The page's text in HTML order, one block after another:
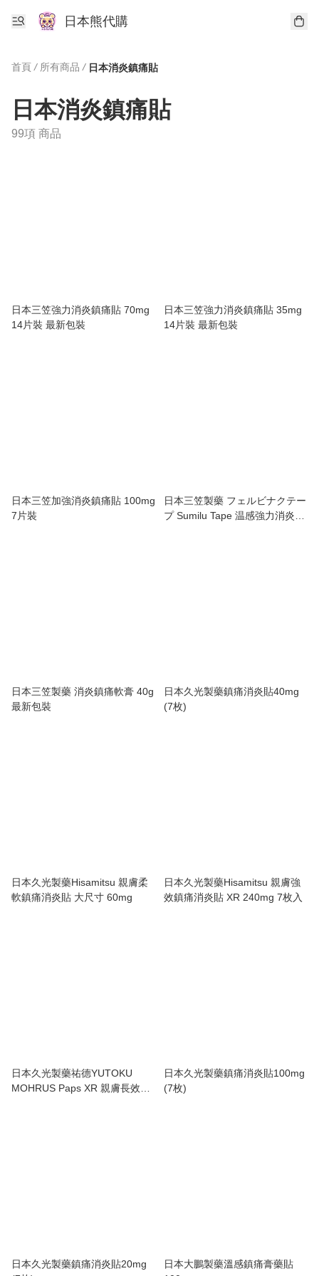
日本熊代購
首頁 / 所有商品 / 日本消炎鎮痛貼
日本消炎鎮痛貼
99項 商品
日本三笠強力消炎鎮痛貼 70mg
14片裝 最新包裝
日本三笠強力消炎鎮痛貼 35mg
14片裝 最新包裝
日本三笠加強消炎鎮痛貼 100mg
7片裝
日本三笠製藥 フェルビナクテー
プ Sumilu Tape 温感強力消炎鎮
日本三笠製藥 消炎鎮痛軟膏 40g
最新包裝
日本久光製藥鎮痛消炎貼40mg
(7枚)
日本久光製藥Hisamitsu 親膚柔
軟鎮痛消炎貼 大尺寸 60mg
日本久光製藥Hisamitsu 親膚強
效鎮痛消炎貼 XR 240mg 7枚入
日本久光製藥祐德YUTOKU
MOHRUS Paps XR 親膚長效鎮
日本久光製藥鎮痛消炎貼100mg
(7枚)
日本久光製藥鎮痛消炎貼20mg
日本大鵬製藥溫感鎮痛膏藥貼